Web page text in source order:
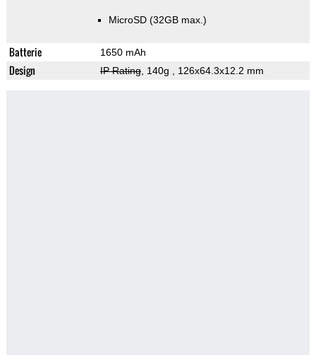
MicroSD (32GB max.)
Batterie 1650 mAh
Design IP Rating, 140g , 126x64.3x12.2 mm